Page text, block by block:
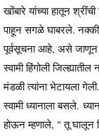
खोंबारे यांच्या हातून
पाहून सगळे घाबरले.
पूर्वसूचना आहे, असे जाणून
स्वामी हिंगोली
मंडळी त्यांना भेटायला
स्वामी ध्यानाला बसले.
होऊन म्हणाले, " तू घालून